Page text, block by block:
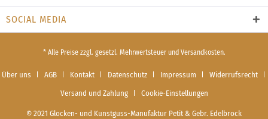
SOCIAL MEDIA
* Alle Preise zzgl. gesetzl. Mehrwertsteuer und Versandkosten.
Über uns AGB Kontakt Datenschutz Impressum Widerrufsrecht
Versand und Zahlung Cookie-Einstellungen
© 2021 Glocken- und Kunstguss-Manufaktur Petit & Gebr. Edelbrock